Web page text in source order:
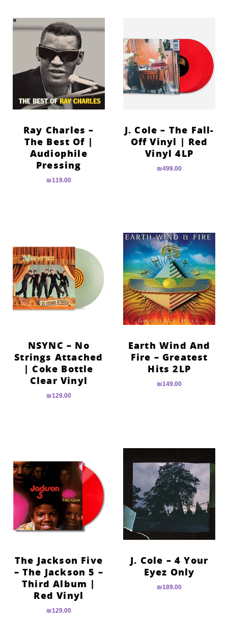
J. Cole – The Fall-
Off Vinyl | Red
Vinyl 4LP
₪499.00
Ray Charles –
The Best Of |
Audiophile
Pressing
₪119.00
Earth Wind And
Fire – Greatest
Hits 2LP
₪149.00
NSYNC – No
Strings Attached
| Coke Bottle
Clear Vinyl
₪129.00
J. Cole – 4 Your
Eyez Only
₪189.00
The Jackson Five
– The Jackson 5 –
Third Album |
Red Vinyl
₪129.00